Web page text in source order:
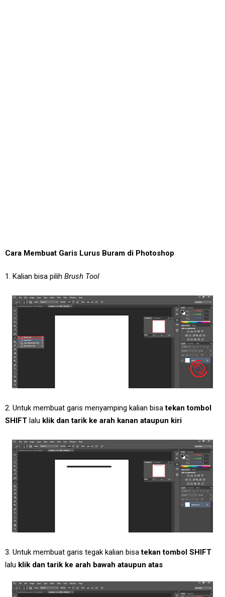
Cara Membuat Garis Lurus Buram di Photoshop
1. Kalian bisa pilih Brush Tool
2. Untuk membuat garis menyamping kalian bisatekan tombol
SHIFT lalu klik dan tarik ke arah kanan ataupun kiri
3. Untuk membuat garis tegak kalian bisatekan tombol SHIFT
lalu klik dan tarik ke arah bawah ataupun atas